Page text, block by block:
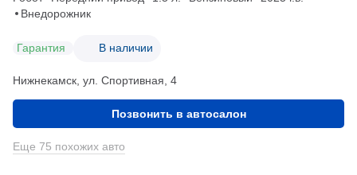
Внедорожник
Гарантия В наличии
Нижнекамск, ул. Спортивная, 4
Позвонить в автосалон
Еще 75 похожих авто